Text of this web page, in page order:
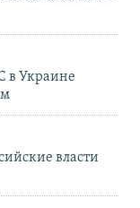
в Украине
власти